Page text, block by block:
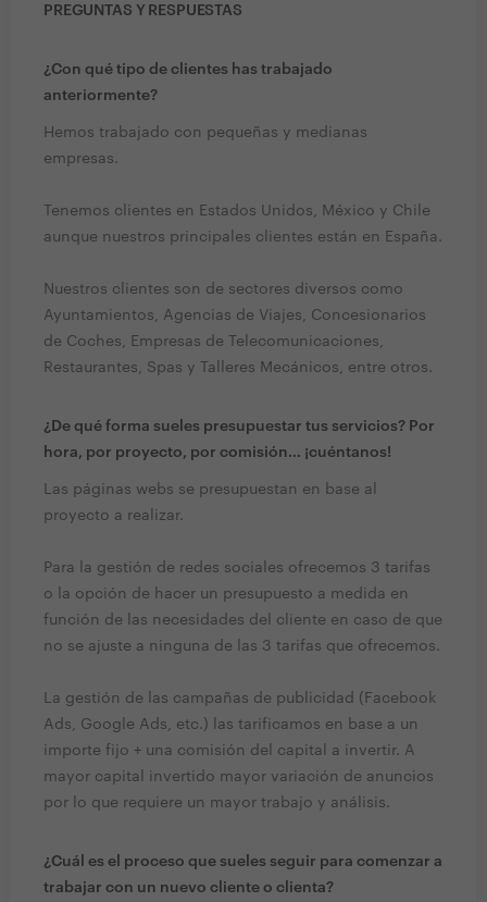
PREGUNTAS Y RESPUESTAS
¿Con qué tipo de clientes has trabajado
anteriormente?
Hemos trabajado con pequeñas y medianas
empresas.
Tenemos clientes en Estados Unidos, México y Chile
aunque nuestros principales clientes están en España.
Nuestros clientes son de sectores diversos como
Ayuntamientos, Agencias de Viajes, Concesionarios
de Coches, Empresas de Telecomunicaciones,
Restaurantes, Spas y Talleres Mecánicos, entre otros.
¿De qué forma sueles presupuestar tus servicios? Por
hora, por proyecto, por comisión… ¡cuéntanos!
Las páginas webs se presupuestan en base al
proyecto a realizar.
Para la gestión de redes sociales ofrecemos 3 tarifas
o la opción de hacer un presupuesto a medida en
función de las necesidades del cliente en caso de que
no se ajuste a ninguna de las 3 tarifas que ofrecemos.
La gestión de las campañas de publicidad (Facebook
Ads, Google Ads, etc.) las tarificamos en base a un
importe fijo + una comisión del capital a invertir. A
mayor capital invertido mayor variación de anuncios
por lo que requiere un mayor trabajo y análisis.
¿Cuál es el proceso que sueles seguir para comenzar a
trabajar con un nuevo cliente o clienta?